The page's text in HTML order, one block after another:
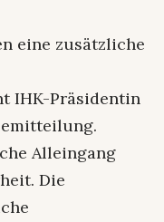
eine zusätzliche
IHK-Präsidentin
Alleingang
Die